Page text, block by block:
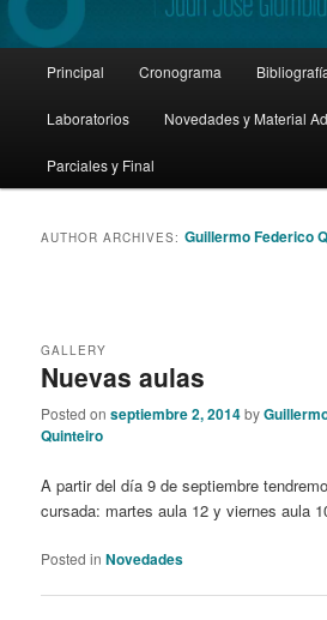
Skip
to
primary
content
Skip
to
secondary
content
Principal Cronograma
Laboratorios Novedades y Material
Parciales y Final
AUTHOR ARCHIVES:Guillermo Federico
Nuevas aulas
GALLERY
Posted onseptiembre 2, 2014by
Quinteiro
A partir del día 9 de septiembre
cursada: martes aula 12 y viernes aula
Posted in Novedades